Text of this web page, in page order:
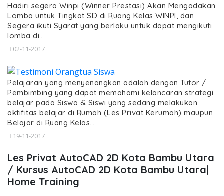
Hadiri segera Winpi (Winner Prestasi) Akan Mengadakan
Lomba untuk Tingkat SD di Ruang Kelas WINPI, dan
Segera ikuti Syarat yang berlaku untuk dapat mengikuti
lomba di…
02-11-2017
Pelajaran yang menyenangkan adalah dengan Tutor /
Pembimbing yang dapat memahami kelancaran strategi
belajar pada Siswa & Siswi yang sedang melakukan
aktifitas belajar di Rumah (Les Privat Kerumah) maupun
Belajar di Ruang Kelas…
19-11-2017
Les Privat AutoCAD 2D Kota Bambu Utara
/ Kursus AutoCAD 2D Kota Bambu Utara|
Home Training